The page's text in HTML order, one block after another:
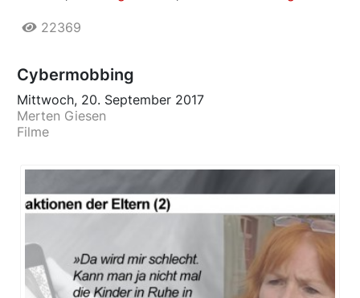
22369
Cybermobbing
Mittwoch, 20. September 2017
Merten Giesen
Filme